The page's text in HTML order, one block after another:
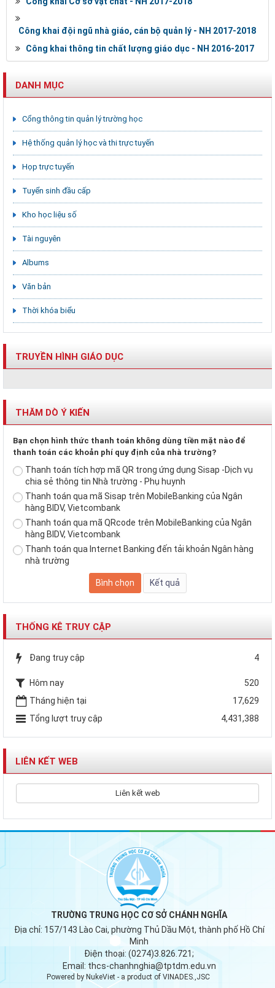
Công khai đội ngũ nhà giáo, cán bộ quản lý - NH 2017-2018
Công khai thông tin chất lượng giáo dục - NH 2016-2017
DANH MỤC
Cổng thông tin quản lý trường học
Hệ thống quản lý học và thi trực tuyến
Họp trực tuyến
Tuyển sinh đầu cấp
Kho học liệu số
Tài nguyên
Albums
Văn bản
Thời khóa biểu
TRUYỀN HÌNH GIÁO DỤC
THĂM DÒ Ý KIẾN
Bạn chọn hình thức thanh toán không dùng tiền mặt nào để
thanh toán các khoản phí quy định của nhà trường?
Thanh toán tích hợp mã QR trong ứng dụng Sisap -Dịch vụ
chia sẻ thông tin Nhà trường - Phụ huynh
Thanh toán qua mã Sisap trên MobileBanking của Ngân
hàng BIDV, Vietcombank
Thanh toán qua mã QRcode trên MobileBanking của Ngân
hàng BIDV, Vietcombank
Thanh toán qua Internet Banking đến tải khoản Ngân hàng
nhà trường
THỐNG KÊ TRUY CẬP
Đang truy cập 4
Hôm nay
520
Tháng hiện tại
17,629
Tổng lượt truy cập
4,431,388
LIÊN KẾT WEB
Liên kết web
TRƯỜNG TRUNG HỌC CƠ SỞ CHÁNH NGHĨA
Địa chỉ: 157/143 Lào Cai, phường Thủ Dầu Một, thành phố Hồ Chí
Minh
Điện thoại: (0274)3.826.721;
Email: thcs-chanhnghia@tptdm.edu.vn
Powered byNukeViet - a product of VINADES.,JSC